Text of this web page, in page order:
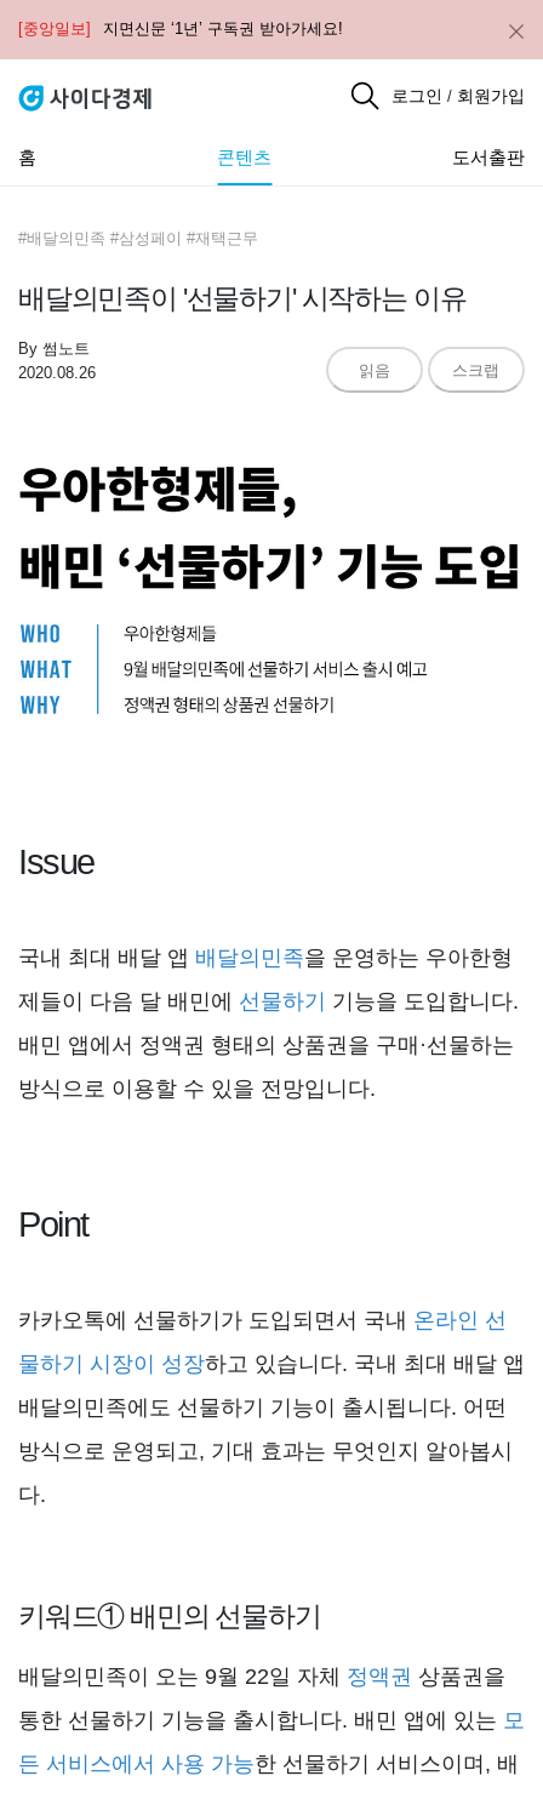
[중앙일보] 지면신문 ‘1년’ 구독권 받아가세요!
로그인 / 회원가입
홈 콘텐츠 도서출판
#배달의민족 #삼성페이 #재택근무
배달의민족이 '선물하기' 시작하는 이유
By 썸노트
2020.08.26
읽음 스크랩
Issue
국내 최대 배달 앱 배달의민족을 운영하는 우아한형
제들이 다음 달 배민에 선물하기 기능을 도입합니다.
배민 앱에서 정액권 형태의 상품권을 구매·선물하는
방식으로 이용할 수 있을 전망입니다.
Point
카카오톡에 선물하기가 도입되면서 국내 온라인 선
물하기 시장이 성장하고 있습니다. 국내 최대 배달 앱
배달의민족에도 선물하기 기능이 출시됩니다. 어떤
방식으로 운영되고, 기대 효과는 무엇인지 알아봅시
다.
키워드① 배민의 선물하기
배달의민족이 오는 9월 22일 자체 정액권 상품권을
통한 선물하기 기능을 출시합니다. 배민 앱에 있는 모
든 서비스에서 사용 가능한 선물하기 서비스이며, 배